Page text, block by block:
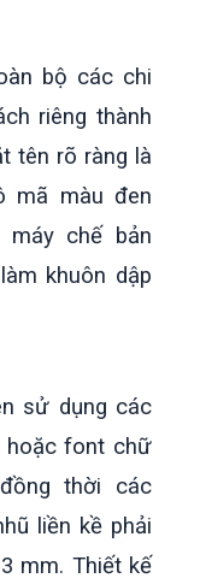
bộ các chi
riêng thành
tên rõ ràng là
mã màu đen
máy chế bản
khuôn dập
sử dụng các
hoặc font chữ
thời các
liền kề phải
mm. Thiết kế